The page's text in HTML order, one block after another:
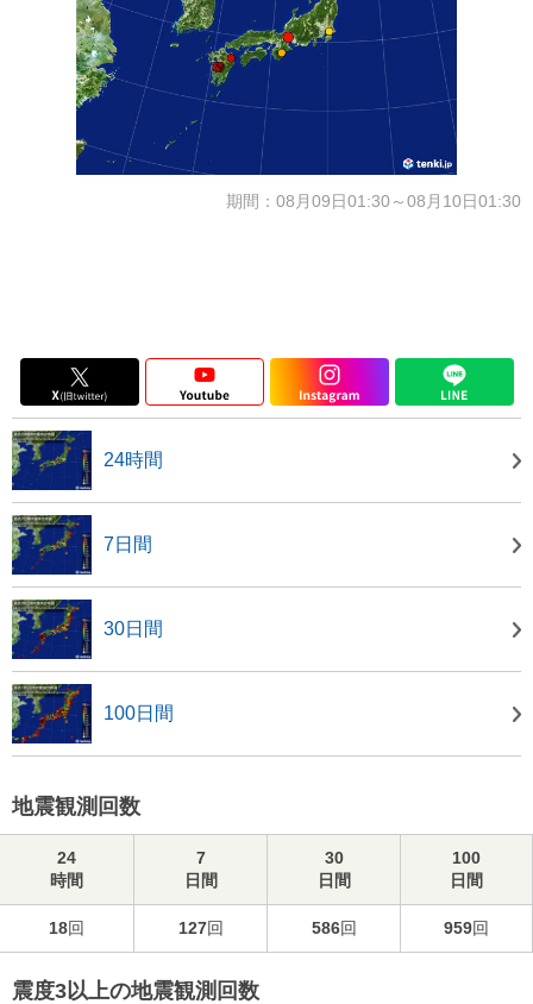
期間：08月09日01:30～08月10日01:30
24時間
7日間
30日間
100日間
地震観測回数
24
時間
7
日間
30
日間
100
日間
18回 127回 586回 959回
震度3以上の地震観測回数